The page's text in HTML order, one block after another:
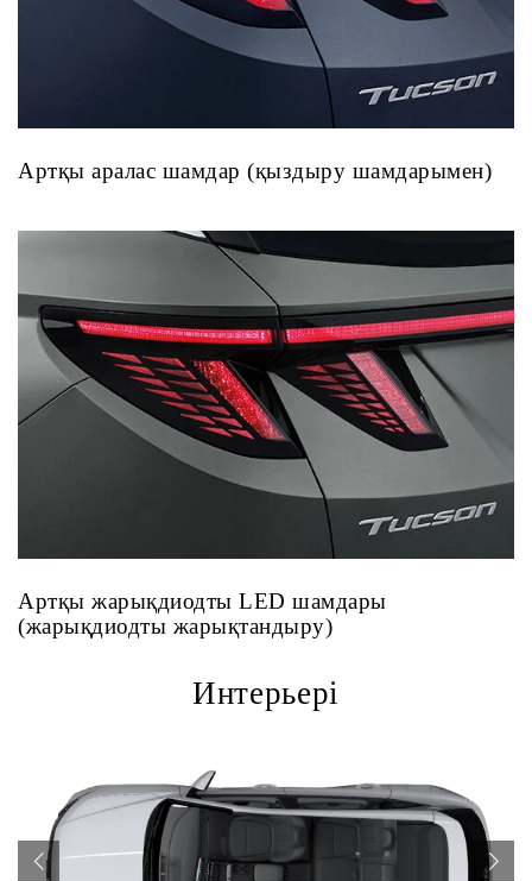
Артқы аралас шамдар (қыздыру шамдарымен)
Артқы жарықдиодты LED шамдары
(жарықдиодты жарықтандыру)
Интерьері